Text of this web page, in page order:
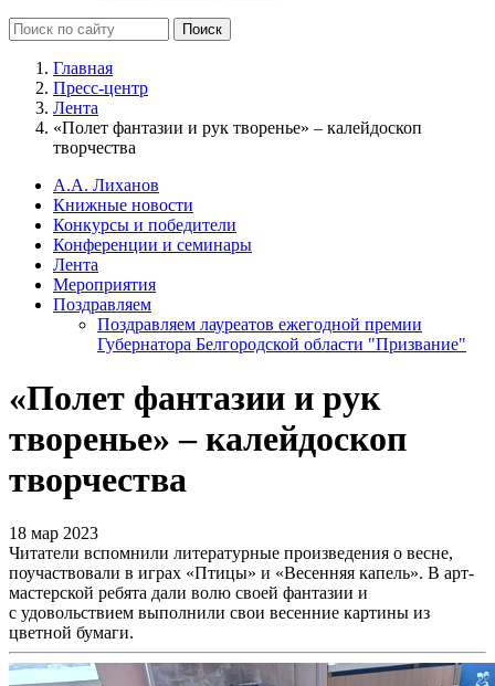
Главная
Пресс-центр
Лента
«Полет фантазии и рук творенье» – калейдоскоп
творчества
А.А. Лиханов
Книжные новости
Конкурсы и победители
Конференции и семинары
Лента
Мероприятия
Поздравляем
Поздравляем лауреатов ежегодной премии
Губернатора Белгородской области "Призвание"
«Полет фантазии и рук
творенье» – калейдоскоп
творчества
18 мар 2023
Читатели вспомнили литературные произведения о весне,
поучаствовали в играх «Птицы» и «Весенняя капель». В арт-
мастерской ребята дали волю своей фантазии и
с удовольствием выполнили свои весенние картины из
цветной бумаги.